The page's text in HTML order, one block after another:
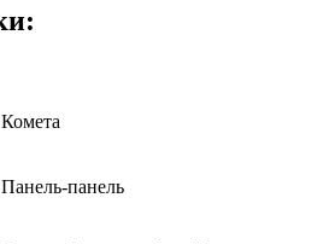
Комета
Панель-панель